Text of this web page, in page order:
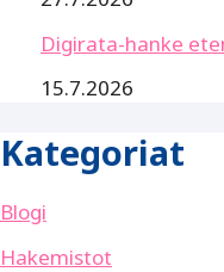
Digirata-hanke
15.7.2026
Kategoriat
Blogi
Hakemistot